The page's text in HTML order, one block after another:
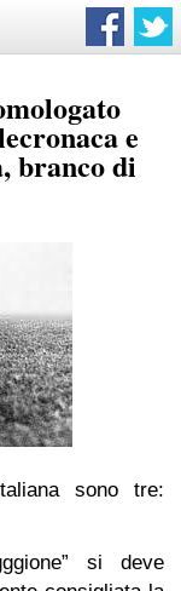
e
branco di
sono tre:
si deve